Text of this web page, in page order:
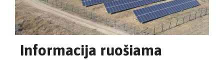
Informacija ruošiama